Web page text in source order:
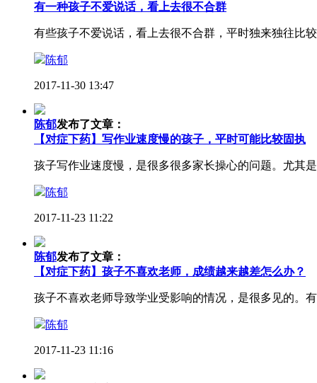
有一种孩子不爱说话，看上去很不合群
有些孩子不爱说话，看上去很不合群，平时独来独往比
陈郁
2017-11-30 13:47
陈郁发布了文章：
【对症下药】写作业速度慢的孩子，平时可能比较固执
孩子写作业速度慢，是很多很多家长操心的问题。尤其
陈郁
2017-11-23 11:22
陈郁发布了文章：
【对症下药】孩子不喜欢老师，成绩越来越差怎么办？
孩子不喜欢老师导致学业受影响的情况，是很多见的。
陈郁
2017-11-23 11:16